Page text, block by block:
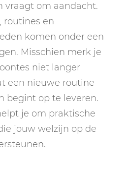
vraagt om aandacht.
routines en
komen onder een
Misschien merk je
niet langer
een nieuwe routine
begint op te leveren.
je om praktische
jouw welzijn op de